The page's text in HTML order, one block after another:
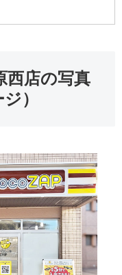
西店の写真
）